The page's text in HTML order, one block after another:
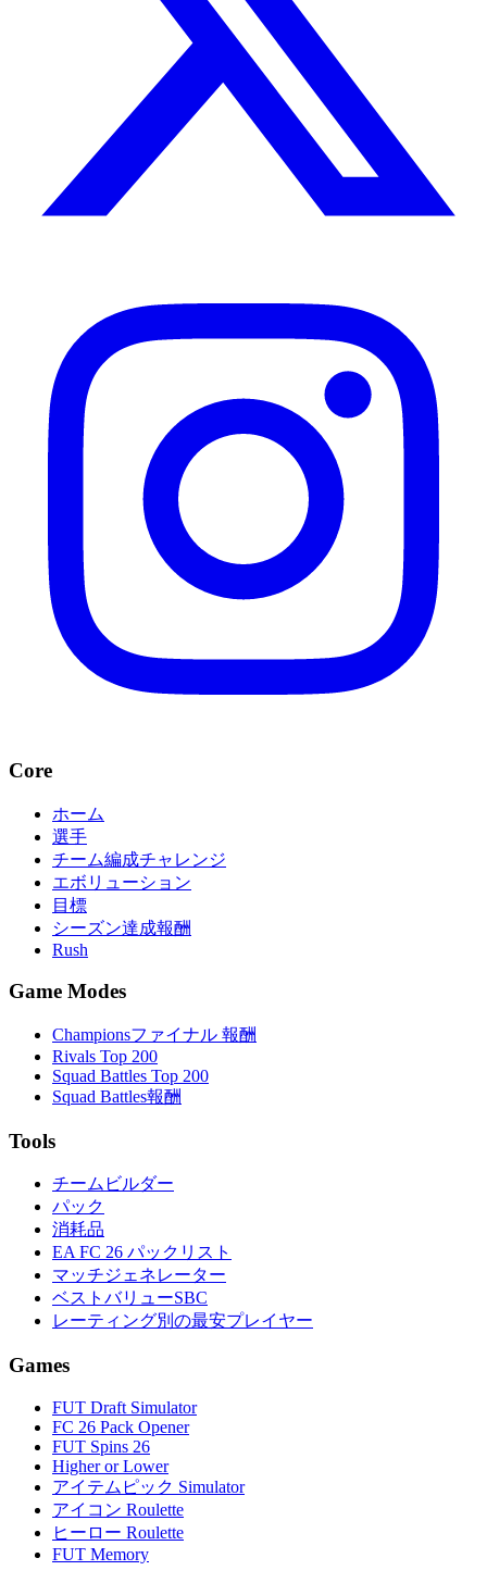
Core
ホーム
選手
チーム編成チャレンジ
エボリューション
目標
シーズン達成報酬
Rush
Game Modes
Championsファイナル 報酬
Rivals Top 200
Squad Battles Top 200
Squad Battles報酬
Tools
チームビルダー
パック
消耗品
EA FC 26 パックリスト
マッチジェネレーター
ベストバリューSBC
レーティング別の最安プレイヤー
Games
FUT Draft Simulator
FC 26 Pack Opener
FUT Spins 26
Higher or Lower
アイテムピック Simulator
アイコン Roulette
ヒーロー Roulette
FUT Memory